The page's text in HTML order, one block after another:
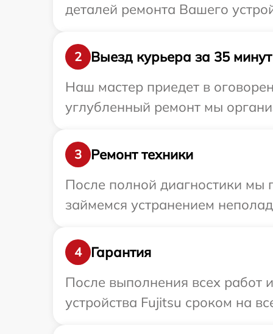
деталей ремонта Вашего
2
Выезд курьера за 35 минут
Наш мастер приедет в
углубленный ремонт мы
3
Ремонт техники
После полной диагностики мы
займемся устранением
4
Гарантия
После выполнения всех работ
устройства Fujitsu сроком на